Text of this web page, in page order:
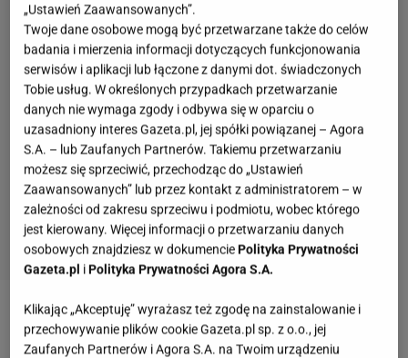
Okrzemki mają też korzystny wpływ na nasz wygląd
- wspomagają wytwarzanie elastyny oraz kolagenu,
„Ustawień Zaawansowanych”.
Twoje dane osobowe mogą być przetwarzane także do celów
badania i mierzenia informacji dotyczących funkcjonowania
serwisów i aplikacji lub łączone z danymi dot. świadczonych
Tobie usług. W określonych przypadkach przetwarzanie
danych nie wymaga zgody i odbywa się w oparciu o
uzasadniony interes Gazeta.pl, jej spółki powiązanej – Agora
S.A. – lub Zaufanych Partnerów. Takiemu przetwarzaniu
możesz się sprzeciwić, przechodząc do „Ustawień
Zaawansowanych” lub przez kontakt z administratorem – w
zależności od zakresu sprzeciwu i podmiotu, wobec którego
jest kierowany. Więcej informacji o przetwarzaniu danych
osobowych znajdziesz w dokumenciePolityka Prywatności
Gazeta.pl iPolityka Prywatności Agora S.A.
Klikając „Akceptuję” wyrażasz też zgodę na zainstalowanie i
przechowywanie plików cookie Gazeta.pl sp. z o.o., jej
Zaufanych Partnerów i Agora S.A. na Twoim urządzeniu